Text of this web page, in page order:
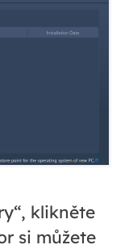
klikněte
si můžete